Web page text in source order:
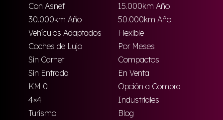
Con Asnef
15.000km Año
30.000km Año
50.000km Año
Vehículos Adaptados
Flexible
Coches de Lujo
Por Meses
Sin Carnet
Compactos
Sin Entrada
En Venta
KM 0
Opción a Compra
4×4
Industriales
Turismo
Blog